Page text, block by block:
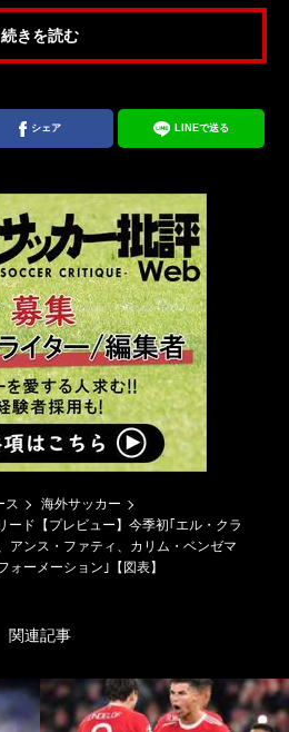
続きを読む
シェア LINEで送る
ス
海外サッカー
ード【プレビュー】今季初｢エル・クラ
アンス・ファティ、カリム・ベンゼマ
ーメーション｣【図表】
関連記事